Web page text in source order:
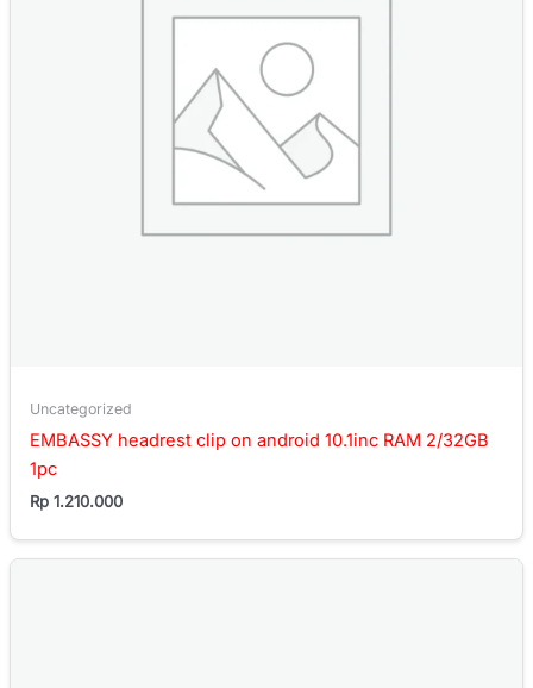
Uncategorized
EMBASSY headrest clip on android 10.1inc RAM 2/32GB
1pc
Rp 1.210.000